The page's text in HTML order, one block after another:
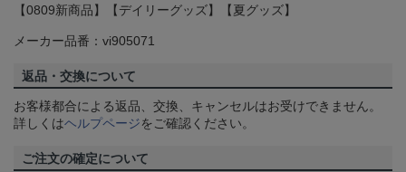
【0809新商品】【デイリーグッズ】【夏グッズ】
メーカー品番：vi905071
返品・交換について
お客様都合による返品、交換、キャンセルはお受けできません。
詳しくはヘルプページをご確認ください。
ご注文の確定について